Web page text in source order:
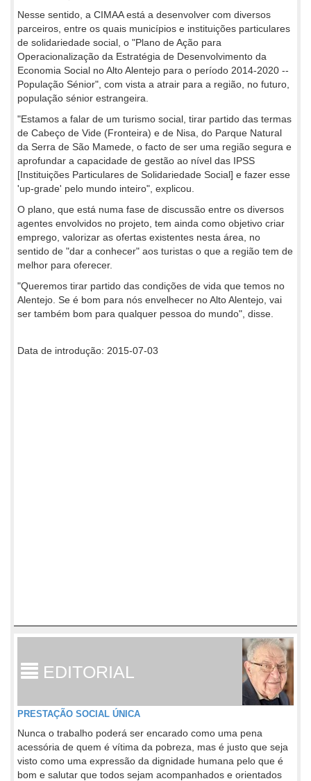
Nesse sentido, a CIMAA está a desenvolver com diversos
parceiros, entre os quais municípios e instituições particulares
de solidariedade social, o "Plano de Ação para
Operacionalização da Estratégia de Desenvolvimento da
Economia Social no Alto Alentejo para o período 2014-2020 --
População Sénior", com vista a atrair para a região, no futuro,
população sénior estrangeira.
"Estamos a falar de um turismo social, tirar partido das termas
de Cabeço de Vide (Fronteira) e de Nisa, do Parque Natural
da Serra de São Mamede, o facto de ser uma região segura e
aprofundar a capacidade de gestão ao nível das IPSS
[Instituições Particulares de Solidariedade Social] e fazer esse
'up-grade' pelo mundo inteiro", explicou.
O plano, que está numa fase de discussão entre os diversos
agentes envolvidos no projeto, tem ainda como objetivo criar
emprego, valorizar as ofertas existentes nesta área, no
sentido de "dar a conhecer" aos turistas o que a região tem de
melhor para oferecer.
"Queremos tirar partido das condições de vida que temos no
Alentejo. Se é bom para nós envelhecer no Alto Alentejo, vai
ser também bom para qualquer pessoa do mundo", disse.
Data de introdução: 2015-07-03
EDITORIAL
PRESTAÇÃO SOCIAL ÚNICA
Nunca o trabalho poderá ser encarado como uma pena
acessória de quem é vítima da pobreza, mas é justo que seja
visto como uma expressão da dignidade humana pelo que é
bom e salutar que todos sejam acompanhados e orientados